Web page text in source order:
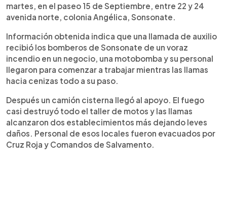
martes, en el paseo 15 de Septiembre, entre 22 y 24
avenida norte, colonia Angélica, Sonsonate.
Información obtenida indica que una llamada de auxilio
recibió los bomberos de Sonsonate de un voraz
incendio en un negocio, una motobomba y su personal
llegaron para comenzar a trabajar mientras las llamas
hacia cenizas todo a su paso.
Después un camión cisterna llegó al apoyo. El fuego
casi destruyó todo el taller de motos y las llamas
alcanzaron dos establecimientos más dejando leves
daños. Personal de esos locales fueron evacuados por
Cruz Roja y Comandos de Salvamento.